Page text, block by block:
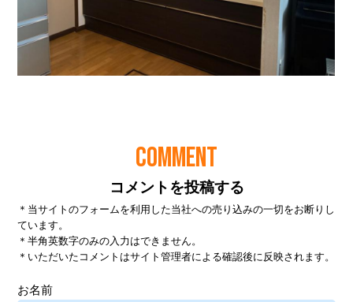
COMMENT
コメントを投稿する
＊当サイトのフォームを利用した当社への売り込みの一切をお断りし
ています。
＊半角英数字のみの入力はできません。
＊いただいたコメントはサイト管理者による確認後に反映されます。
お名前